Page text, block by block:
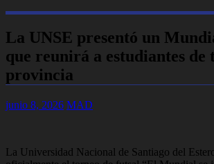
La UNSE presentó un
que reunirá a estudiantes de
provincia
junio 8, 2026 MAD
La Universidad Nacional de Santiago del